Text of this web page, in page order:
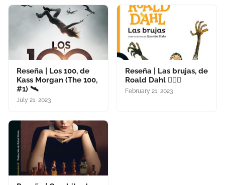
Reseña | Los 100, de
Kass Morgan (The 100,
#1) 🛰️
July 21, 2023
Reseña | Las brujas, de
Roald Dahl 🧙🏻‍♀️
February 21, 2023